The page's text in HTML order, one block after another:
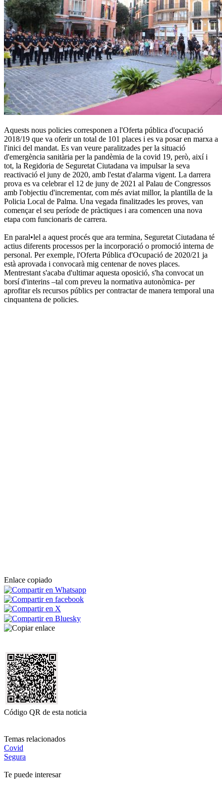
Aquests nous policies corresponen a l'Oferta pública d'ocupació
2018/19 que va oferir un total de 101 places i es va posar en marxa a
l'inici del mandat. Es van veure paralitzades per la situació
d'emergència sanitària per la pandèmia de la covid 19, però, així i
tot, la Regidoria de Seguretat Ciutadana va impulsar la seva
reactivació el juny de 2020, amb l'estat d'alarma vigent. La darrera
prova es va celebrar el 12 de juny de 2021 al Palau de Congressos
amb l'objectiu d'incrementar, com més aviat millor, la plantilla de la
Policia Local de Palma. Una vegada finalitzades les proves, van
començar el seu període de pràctiques i ara comencen una nova
etapa com funcionaris de carrera.
En paral•lel a aquest procés que ara termina, Seguretat Ciutadana té
actius diferents processos per la incorporació o promoció interna de
personal. Per exemple, l'Oferta Pública d'Ocupació de 2020/21 ja
està aprovada i convocarà mig centenar de noves places.
Mentrestant s'acaba d'ultimar aquesta oposició, s'ha convocat un
borsí d'interins –tal com preveu la normativa autonòmica- per
aprofitar els recursos públics per contractar de manera temporal una
cinquantena de policies.
Enlace copiado
Código QR de esta noticia
Temas relacionados
Covid
Segura
Te puede interesar